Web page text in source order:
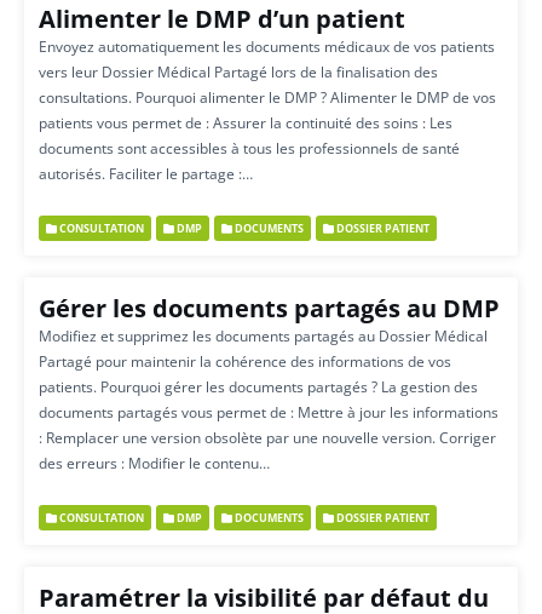
Alimenter le DMP d’un patient
Envoyez automatiquement les documents médicaux de vos patients
vers leur Dossier Médical Partagé lors de la finalisation des
consultations. Pourquoi alimenter le DMP ? Alimenter le DMP de vos
patients vous permet de : Assurer la continuité des soins : Les
documents sont accessibles à tous les professionnels de santé
autorisés. Faciliter le partage :…
CONSULTATION DMP DOCUMENTS DOSSIER PATIENT
Gérer les documents partagés au DMP
Modifiez et supprimez les documents partagés au Dossier Médical
Partagé pour maintenir la cohérence des informations de vos
patients. Pourquoi gérer les documents partagés ? La gestion des
documents partagés vous permet de : Mettre à jour les informations
: Remplacer une version obsolète par une nouvelle version. Corriger
des erreurs : Modifier le contenu…
CONSULTATION DMP DOCUMENTS DOSSIER PATIENT
Paramétrer la visibilité par défaut du